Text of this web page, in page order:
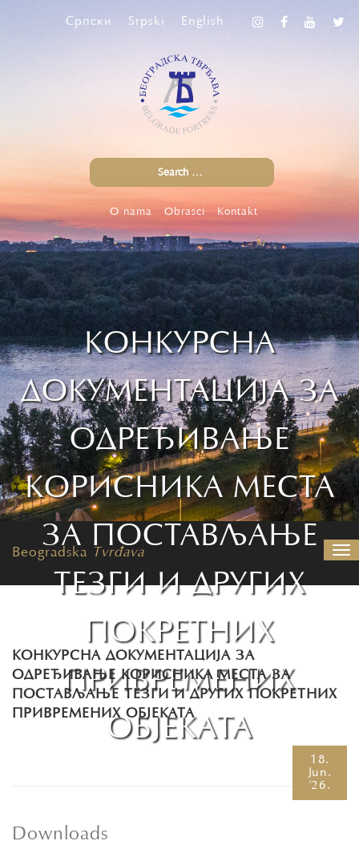
Српски Srpski English
O nama Obrasci Kontakt
КОНКУРСНА
ДОКУМЕНТАЦИЈА ЗА
ОДРЕЂИВАЊЕ
КОРИСНИКА МЕСТА
ЗА ПОСТАВЉАЊЕ
ТЕЗГИ И ДРУГИХ
ПОКРЕТНИХ
ПРИВРЕМЕНИХ
ОБЈЕКАТА
Beogradska Tvrđava
КОНКУРСНА ДОКУМЕНТАЦИЈА ЗА
ОДРЕЂИВАЊЕ КОРИСНИКА МЕСТА ЗА
ПОСТАВЉАЊЕ ТЕЗГИ И ДРУГИХ ПОКРЕТНИХ
ПРИВРЕМЕНИХ ОБЈЕКАТА
18.
Jun.
'26.
Downloads